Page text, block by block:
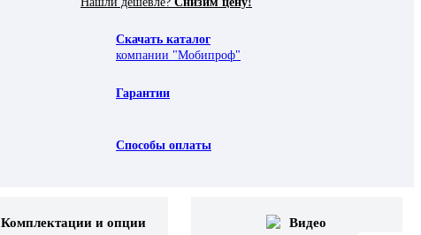
Скачать каталог
компании "Мобипроф"
Гарантии
Способы оплаты
Комплектации и опции Видео